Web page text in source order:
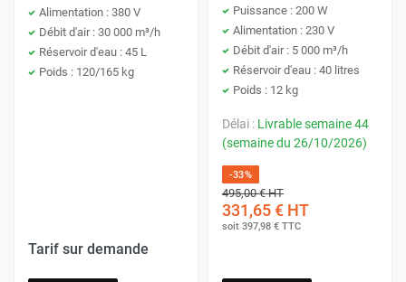
Alimentation : 380 V
Débit d'air : 30 000 m³/h
Réservoir d'eau : 45 L
Poids : 120/165 kg
Tarif sur demande
Puissance : 200 W
Alimentation : 230 V
Débit d'air : 5 000 m³/h
Réservoir d'eau : 40 litres
Poids : 12 kg
Délai : Livrable semaine 44
(semaine du 26/10/2026)
-33%
495,00 €HT
331,65 € HT
soit 397,98 € TTC